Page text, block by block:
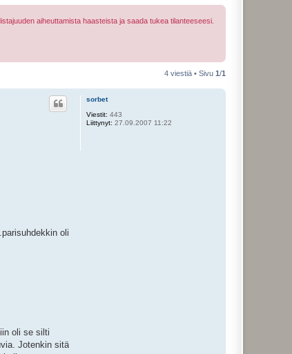
aiheuttamista haasteista ja saada tukea tilanteeseesi.
4 viestiä • Sivu 1/1
sorbet
Viestit: 443
Liittynyt: 27.09.2007 11:22
oli
oli se silti
Jotenkin sitä